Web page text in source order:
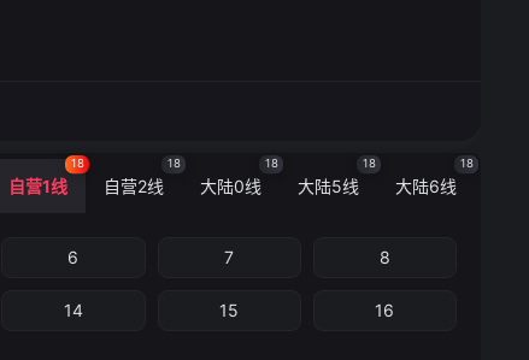
自营1线
18
自营2线
18
大陆0线
18
大陆5线
18
大陆6线
18
6 7 8
14 15 16